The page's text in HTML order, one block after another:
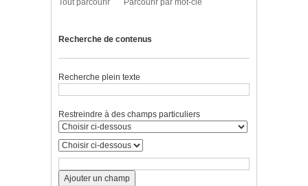
Tout parcourir Parcourir par mot-clé
Recherche de contenus
Recherche plein texte
Restreindre à des champs particuliers
Ajouter un champ